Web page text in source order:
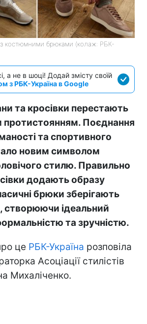
з костюмними брюками (колаж: РБК-
а не в шоці! Додай змісту своїй
з РБК-Україна в Google
та кросівки перестають
Поєднання
та спортивного
новим символом
стилю. Правильно
додають образу
брюки зберігають
створюючи ідеальний
та зручністю.
це РБК-Україна розповіла
Асоціації стилістів
Михаліченко.